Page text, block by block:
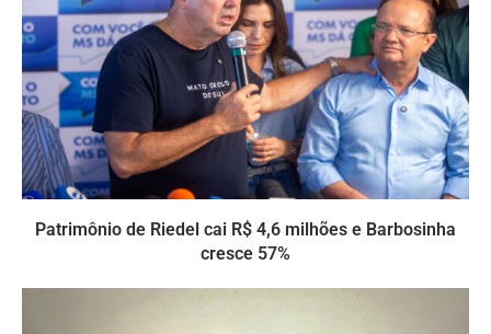
Patrimônio de Riedel cai R$ 4,6 milhões e Barbosinha
cresce 57%